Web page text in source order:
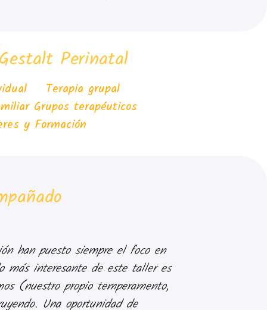
Perinatal
Terapia grupal
Grupos terapéuticos
y Formación
han puesto siempre el foco en
más interesante de este taller es
(nuestro propio temperamento,
Una oportunidad de